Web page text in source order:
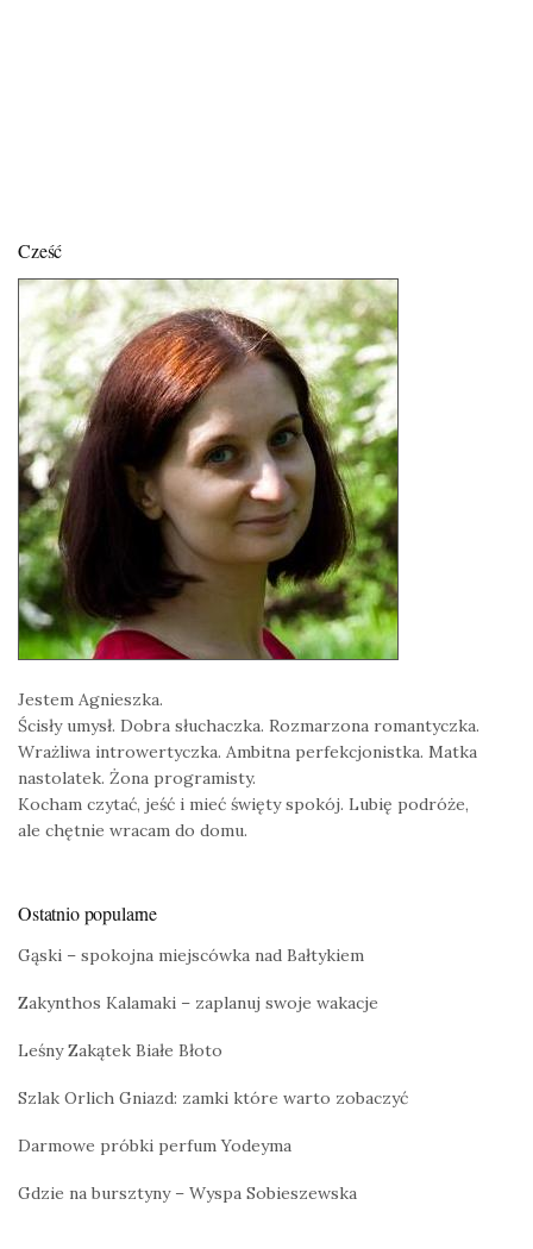
Cześć
Jestem Agnieszka.
Ścisły umysł. Dobra słuchaczka. Rozmarzona romantyczka.
Wrażliwa introwertyczka. Ambitna perfekcjonistka. Matka
nastolatek. Żona programisty.
Kocham czytać, jeść i mieć święty spokój. Lubię podróże,
ale chętnie wracam do domu.
Ostatnio popularne
Gąski – spokojna miejscówka nad Bałtykiem
Zakynthos Kalamaki – zaplanuj swoje wakacje
Leśny Zakątek Białe Błoto
Szlak Orlich Gniazd: zamki które warto zobaczyć
Darmowe próbki perfum Yodeyma
Gdzie na bursztyny – Wyspa Sobieszewska